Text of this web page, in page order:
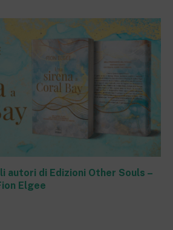
autori di Edizioni Other Souls –
Elgee